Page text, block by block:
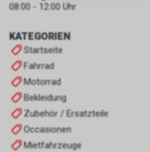
KATEGORIEN
Startseite
Fahrrad
Motorrad
Bekleidung
Zubehör / Ersatzteile
Occasionen
Mietfahrzeuge
08:00 - 12:00 Uhr